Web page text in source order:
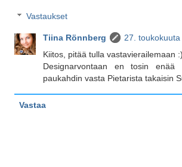
Vastaukset
Tiina Rönnberg
27.
Kiitos, pitää tulla vastavierailemaan :)
Designarvontaan en tosin
paukahdin vasta Pietarista takaisin
Vastaa